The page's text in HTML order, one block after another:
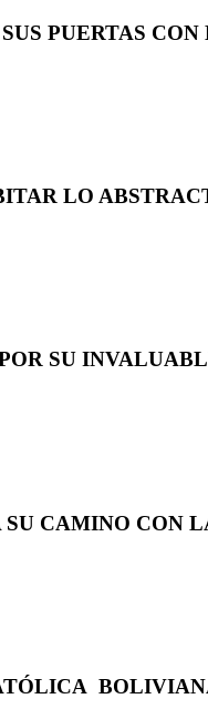
PUERTAS
LO
SU
CAMINO CON